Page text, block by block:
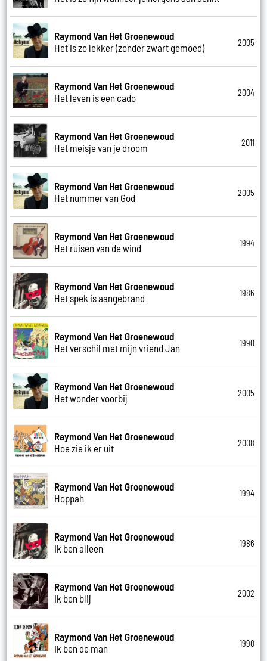
Raymond Van Het Groenewoud
Het is zo lekker (zonder zwart gemoed)
2005
Raymond Van Het Groenewoud
Het leven is een cado
2004
Raymond Van Het Groenewoud
Het meisje van je droom
2011
Raymond Van Het Groenewoud
Het nummer van God
2005
Raymond Van Het Groenewoud
Het ruisen van de wind
1994
Raymond Van Het Groenewoud
Het spek is aangebrand
1986
Raymond Van Het Groenewoud
Het verschil met mijn vriend Jan
1990
Raymond Van Het Groenewoud
Het wonder voorbij
2005
Raymond Van Het Groenewoud
Hoe zie ik er uit
2008
Raymond Van Het Groenewoud
Hoppah
1994
Raymond Van Het Groenewoud
Ik ben alleen
1986
Raymond Van Het Groenewoud
Ik ben blij
2002
Raymond Van Het Groenewoud
Ik ben de man
1990